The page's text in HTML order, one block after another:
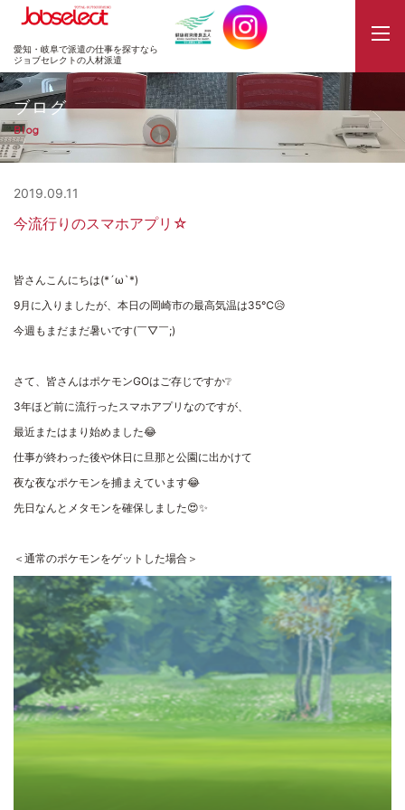
JobSelect
愛知・岐阜で派遣の仕事を探すなら
ジョブセレクトの人材派遣
ブログ
Blog
2019.09.11
今流行りのスマホアプリ☆
皆さんこんにちは(*´ω`*)
9月に入りましたが、本日の岡崎市の最高気温は35℃😥
今週もまだまだ暑いです(￣▽￣;)
さて、皆さんはポケモンGOはご存じですか❔
3年ほど前に流行ったスマホアプリなのですが、
最近またはまり始めました😂
仕事が終わった後や休日に旦那と公園に出かけて
夜な夜なポケモンを捕まえています😂
先日なんとメタモンを確保しました😍✨
＜通常のポケモンをゲットした場合＞